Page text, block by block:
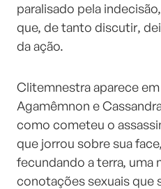
paralisado pela
que, de tanto discutir,
da ação.
Clitemnestra aparece
Agamêmnon e
como cometeu o
que jorrou sobre sua
fecundando a terra, uma
conotações sexuais que